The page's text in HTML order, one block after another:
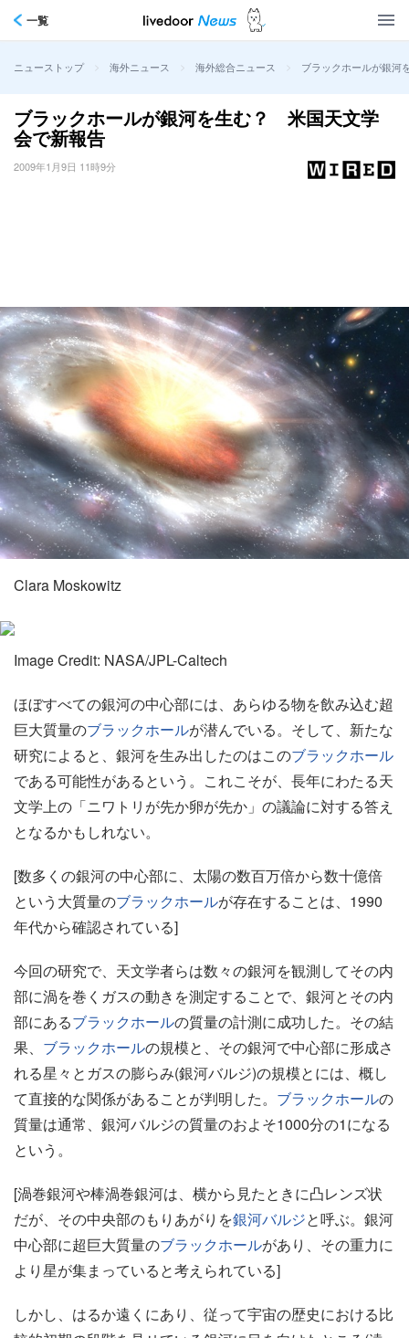
一覧
ニューストップ > 海外ニュース > 海外総合ニュース > ブラックホールが銀
ブラックホールが銀河を生む？ 米国天文学
会で新報告
2009年1月9日 11時9分
Clara Moskowitz
Image Credit: NASA/JPL-Caltech
ほぼすべての銀河の中心部には、あらゆる物を飲み込む超
巨大質量のブラックホールが潜んでいる。そして、新たな
研究によると、銀河を生み出したのはこのブラックホール
である可能性があるという。これこそが、長年にわたる天
文学上の「ニワトリが先か卵が先か」の議論に対する答え
となるかもしれない。
[数多くの銀河の中心部に、太陽の数百万倍から数十億倍
という大質量のブラックホールが存在することは、1990
年代から確認されている]
今回の研究で、天文学者らは数々の銀河を観測してその内
部に渦を巻くガスの動きを測定することで、銀河とその内
部にあるブラックホールの質量の計測に成功した。その結
果、 ブラックホールの規模と、その銀河で中心部に形成さ
れる星々とガスの膨らみ(銀河バルジ)の規模とには、概し
て直接的な関係があることが判明した。 ブラックホールの
質量は通常、銀河バルジの質量のおよそ1000分の1になる
という。
[渦巻銀河や棒渦巻銀河は、横から見たときに凸レンズ状
だが、その中央部のもりあがりを銀河バルジと呼ぶ。銀河
中心部に超巨大質量のブラックホールがあり、その重力に
より星が集まっていると考えられている]
しかし、はるか遠くにあり、従って宇宙の歴史における比